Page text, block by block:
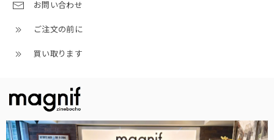
お問い合わせ
ご注文の前に
買い取ります